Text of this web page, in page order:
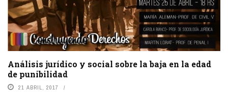
Análisis jurídico y social sobre la baja en la edad
de punibilidad
21 ABRIL, 2017